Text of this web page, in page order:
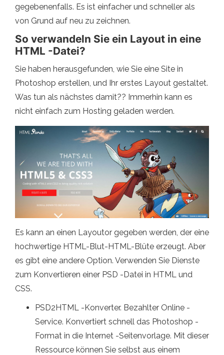
gegebenenfalls. Es ist einfacher und schneller als
von Grund auf neu zu zeichnen.
So verwandeln Sie ein Layout in eine
HTML -Datei?
Sie haben herausgefunden, wie Sie eine Site in
Photoshop erstellen, und Ihr erstes Layout gestaltet.
Was tun als nächstes damit?? Immerhin kann es
nicht einfach zum Hosting geladen werden.
Es kann an einen Layoutor gegeben werden, der eine
hochwertige HTML-Blut-HTML-Blüte erzeugt. Aber
es gibt eine andere Option. Verwenden Sie Dienste
zum Konvertieren einer PSD -Datei in HTML und
CSS.
PSD2HTML -Konverter. Bezahlter Online -
Service. Konvertiert schnell das Photoshop -
Format in die Internet -Seitenvorlage. Mit dieser
Ressource können Sie selbst aus einem